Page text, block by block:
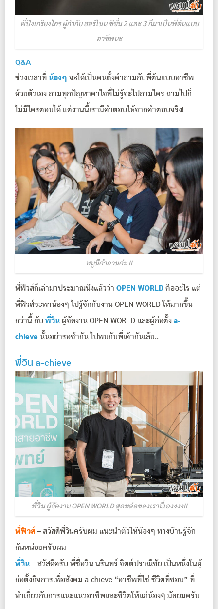
พี่ปิงเกรียงไกร ผู้กำกับ ฮอร์โมน ซีซั่น 2 และ 3 ก็มาเป็นพี่ต้นแบบ
อาชีพนะ
Q&A
ช่วงเวลาที่น้องๆ จะได้เป็นคนตั้งคำถามกับพี่ต้นแบบอาชีพ
ด้วยตัวเอง ถามทุกปัญหาคาใจที่ไม่รู้จะไปถามใคร ถามไปก็
ไม่มีใครตอบได้ แต่งานนี้เรามีคำตอบให้จากคำตอบจริง!
หนูมีคำถามค่ะ !!
พี่ฟิวส์ก็เล่ามาประมาณนึงแล้วว่าOPEN WORLD คืออะไร แต่
พี่ฟิวส์จะพาน้องๆ ไปรู้จักกับงาน OPEN WORLD ให้มากขึ้น
กว่านี้ กับพี่วิน ผู้จัดงาน OPEN WORLD และผู้ก่อตั้งa-
chieve นั้นอย่ารอช้ากัน ไปพบกับพี่เค้ากันเล้ย..
พี่วิน a-chieve
พี่วิน ผู้จัดงาน OPEN WORLD สุดหล่อของเรานี่เองงงง!!
พี่ฟิวส์ – สวัสดีพี่วินครับผม แนะนำตัวให้น้องๆ ทางบ้านรู้จัก
กันหน่อยครับผม
พี่วิน – สวัสดีครับ พี่ชื่อวิน นรินทร์ จิตต์ปราณีชัย เป็นหนึ่งในผู้
ก่อตั้งกิจการเพื่อสังคม a-chieve “อาชีพที่ใช่ ชีวิตที่ชอบ” ที่
ทำเกี่ยวกับการแนะแนวอาชีพและชีวิตให้แก่น้องๆ มัธยมครับ